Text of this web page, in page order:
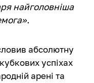
найголовніша
абсолютну
успіхах
арені та